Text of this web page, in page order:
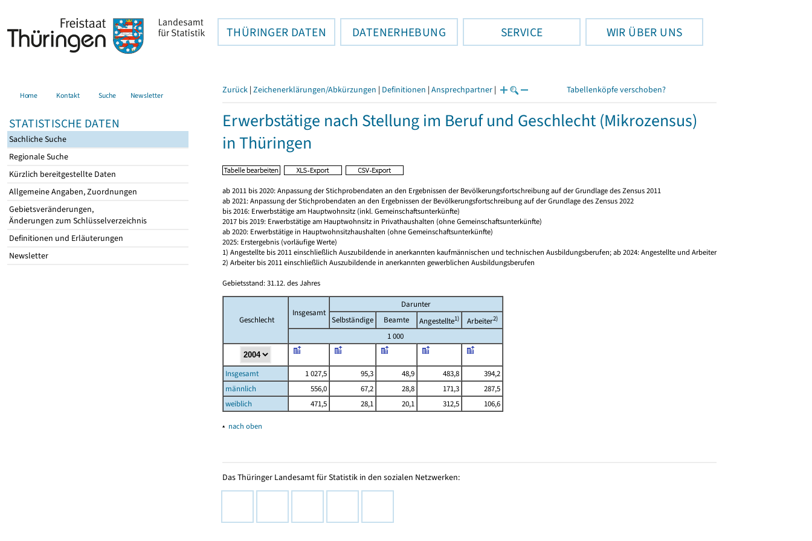
THÜRINGER DATEN DATENERHEBUNG SERVICE WIR ÜBER UNS
Home Kontakt Suche Newsletter
STATISTISCHE DATEN
Sachliche Suche
Regionale Suche
Kürzlich bereitgestellte Daten
Allgemeine Angaben, Zuordnungen
Gebietsveränderungen,
Änderungen zum Schlüsselverzeichnis
Definitionen und Erläuterungen
Newsletter
Zurück | Zeichenerklärungen/Abkürzungen | Definitionen | Ansprechpartner | Tabellenköpfe verschoben?
Erwerbstätige nach Stellung im Beruf und Geschlecht (Mikrozensus)
in Thüringen
ab 2011 bis 2020: Anpassung der Stichprobendaten an den Ergebnissen der Bevölkerungsfortschreibung auf der Grundlage des Zensus 2011
ab 2021: Anpassung der Stichprobendaten an den Ergebnissen der Bevölkerungsfortschreibung auf der Grundlage des Zensus 2022
bis 2016: Erwerbstätige am Hauptwohnsitz (inkl. Gemeinschaftsunterkünfte)
2017 bis 2019: Erwerbstätige am Hauptwohnsitz in Privathaushalten (ohne Gemeinschaftsunterkünfte)
ab 2020: Erwerbstätige in Hauptwohnsitzhaushalten (ohne Gemeinschaftsunterkünfte)
2025: Erstergebnis (vorläufige Werte)
1) Angestellte bis 2011 einschließlich Auszubildende in anerkannten kaufmännischen und technischen Ausbildungsberufen; ab 2024: Angestellte und Arbeiter
2) Arbeiter bis 2011 einschließlich Auszubildende in anerkannten gewerblichen Ausbildungsberufen
Gebietsstand: 31.12. des Jahres
Geschlecht
Insgesamt
Darunter
Selbständige
Beamte Angestellte1) Arbeiter2)
1 000
Insgesamt 1 027,5 95,3 48,9 483,8
394,2
männlich
556,0 67,2 28,8 171,3
287,5
weiblich
471,5 28,1 20,1 312,5 106,6
▴ nach oben
Das Thüringer Landesamt für Statistik in den sozialen Netzwerken: